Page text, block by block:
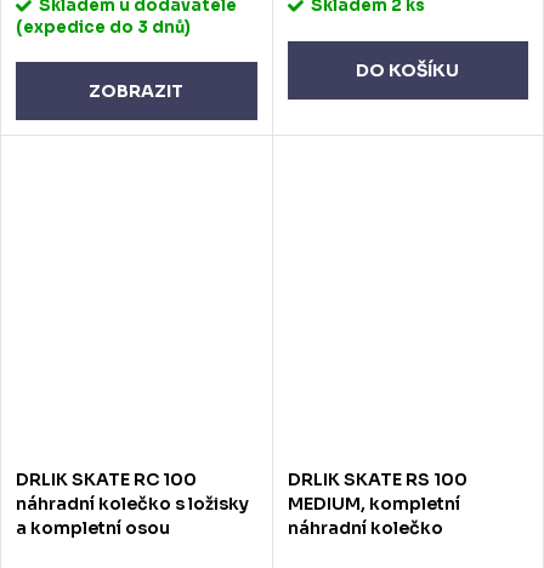
Skladem u dodavatele
(expedice do 3 dnů)
ZOBRAZIT
Skladem 2 ks
DO KOŠÍKU
DRLIK SKATE RC 100
náhradní kolečko s ložisky
a kompletní osou
DRLIK SKATE RS 100
MEDIUM, kompletní
náhradní kolečko